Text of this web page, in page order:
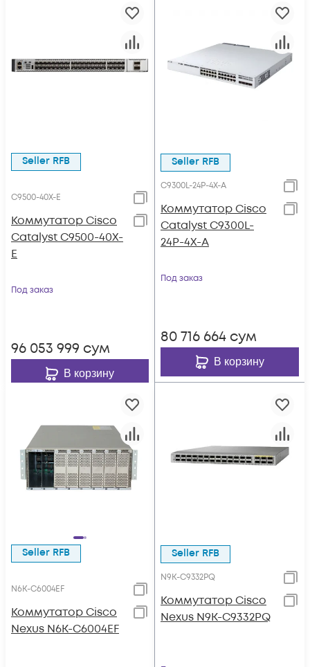
Seller RFB
C9500-40X-E
Коммутатор Cisco
Catalyst C9500-40X-
E
Под заказ
96 053 999 сум
В корзину
Seller RFB
C9300L-24P-4X-A
Коммутатор Cisco
Catalyst C9300L-
24P-4X-A
Под заказ
80 716 664 сум
В корзину
Seller RFB
N6K-C6004EF
Коммутатор Cisco
Nexus N6K-C6004EF
Seller RFB
N9K-C9332PQ
Коммутатор Cisco
Nexus N9K-C9332PQ